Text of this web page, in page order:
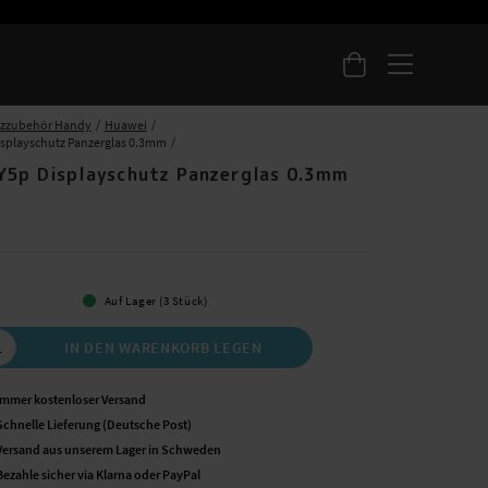
Handy
Huawei
Panzerglas 0.3mm
Displayschutz Panzerglas 0.3mm
Auf Lager (3 Stück)
IN DEN WARENKORB LEGEN
kostenloser Versand
Lieferung (Deutsche Post)
aus unserem Lager in Schweden
sicher via Klarna oder PayPal